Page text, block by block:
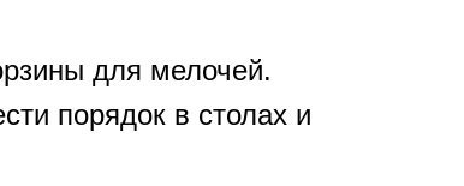
для мелочей.
порядок в столах и